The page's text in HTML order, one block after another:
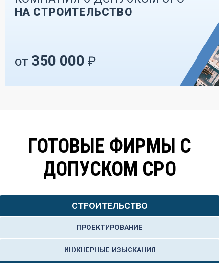
НА СТРОИТЕЛЬСТВО
от 350 000 ₽
ГОТОВЫЕ ФИРМЫ С
ДОПУСКОМ СРО
СТРОИТЕЛЬСТВО
ПРОЕКТИРОВАНИЕ
ИНЖНЕРНЫЕ ИЗЫСКАНИЯ